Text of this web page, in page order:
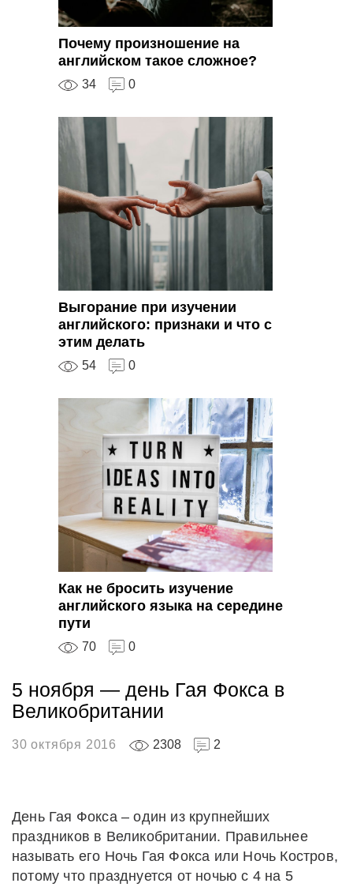
Почему произношение на
английском такое сложное?
34 0
Выгорание при изучении
английского: признаки и что с
этим делать
54 0
Как не бросить изучение
английского языка на середине
пути
70 0
5 ноября — день Гая Фокса в
Великобритании
30 октября 2016 2308 2
День Гая Фокса – один из крупнейших
праздников в Великобритании. Правильнее
называть его Ночь Гая Фокса или Ночь Костров,
потому что празднуется от ночью с 4 на 5